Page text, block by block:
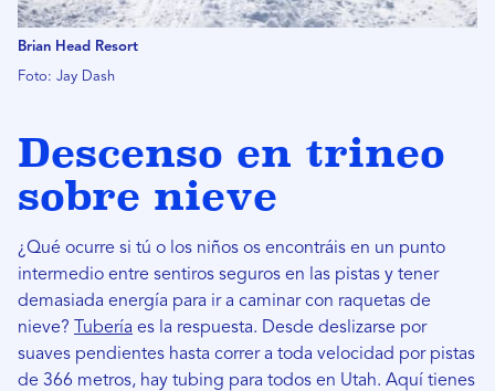
Brian Head Resort
Foto: Jay Dash
Descenso en trineo
sobre nieve
¿Qué ocurre si tú o los niños os encontráis en un punto
intermedio entre sentiros seguros en las pistas y tener
demasiada energía para ir a caminar con raquetas de
nieve?
Tubería es la respuesta. Desde deslizarse por
suaves pendientes hasta correr a toda velocidad por pistas
de 366 metros, hay tubing para todos en Utah. Aquí tienes